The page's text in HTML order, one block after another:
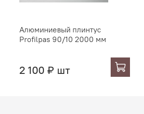
Алюминиевый плинтус
Profilpas 90/10 2000 мм
2 100 ₽ шт